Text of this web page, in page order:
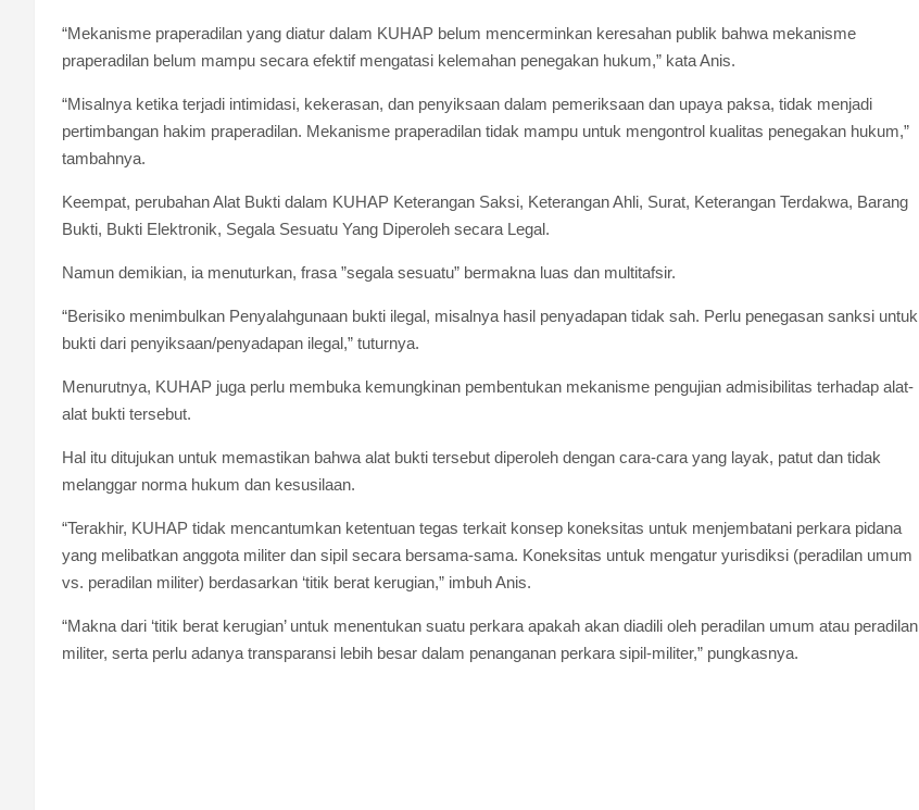
“Mekanisme praperadilan yang diatur dalam KUHAP belum mencerminkan keresahan publik bahwa mekanisme
praperadilan belum mampu secara efektif mengatasi kelemahan penegakan hukum,” kata Anis.
“Misalnya ketika terjadi intimidasi, kekerasan, dan penyiksaan dalam pemeriksaan dan upaya paksa, tidak menjadi
pertimbangan hakim praperadilan. Mekanisme praperadilan tidak mampu untuk mengontrol kualitas penegakan hukum,”
tambahnya.
Keempat, perubahan Alat Bukti dalam KUHAP Keterangan Saksi, Keterangan Ahli, Surat, Keterangan Terdakwa, Barang
Bukti, Bukti Elektronik, Segala Sesuatu Yang Diperoleh secara Legal.
Namun demikian, ia menuturkan, frasa ”segala sesuatu” bermakna luas dan multitafsir.
“Berisiko menimbulkan Penyalahgunaan bukti ilegal, misalnya hasil penyadapan tidak sah. Perlu penegasan sanksi untuk
bukti dari penyiksaan/penyadapan ilegal,” tuturnya.
Menurutnya, KUHAP juga perlu membuka kemungkinan pembentukan mekanisme pengujian admisibilitas terhadap alat-
alat bukti tersebut.
Hal itu ditujukan untuk memastikan bahwa alat bukti tersebut diperoleh dengan cara-cara yang layak, patut dan tidak
melanggar norma hukum dan kesusilaan.
“Terakhir, KUHAP tidak mencantumkan ketentuan tegas terkait konsep koneksitas untuk menjembatani perkara pidana
yang melibatkan anggota militer dan sipil secara bersama-sama. Koneksitas untuk mengatur yurisdiksi (peradilan umum
vs. peradilan militer) berdasarkan ‘titik berat kerugian,” imbuh Anis.
“Makna dari ‘titik berat kerugian’ untuk menentukan suatu perkara apakah akan diadili oleh peradilan umum atau peradilan
militer, serta perlu adanya transparansi lebih besar dalam penanganan perkara sipil-militer,” pungkasnya.